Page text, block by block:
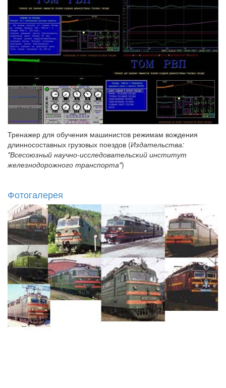
Тренажер для обучения машинистов режимам вождения
длинносоставных грузовых поездов (Издательства:
"Всесоюзный научно-исследовательский институт
железнодорожного транспорта")
Фотогалерея